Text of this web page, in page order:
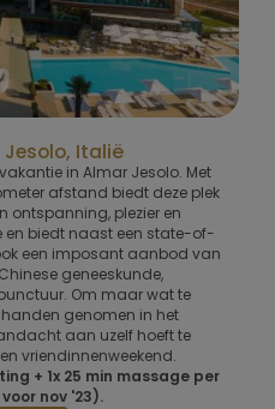
Jesolo, Italië
in Almar Jesolo. Met
afstand biedt deze plek
ontspanning, plezier en
en biedt naast een state-of-
een imposant aanbod van
geneeskunde,
Om maar wat te
genomen in het
aan uzelf hoeft te
vriendinnenweekend.
+ 1x 25 min massage per
nov '23).